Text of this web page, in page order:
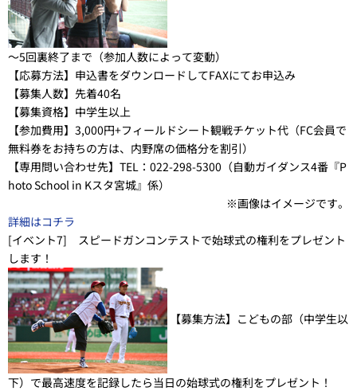
～5回裏終了まで（参加人数によって変動）
【応募方法】 申込書をダウンロードしてFAXにてお申込み
【募集人数】 先着40名
【募集資格】 中学生以上
【参加費用】 3,000円+フィールドシート観戦チケット代（FC会員で
無料券をお持ちの方は、内野席の価格分を割引）
【専用問い合わせ先】 TEL：022-298-5300（自動ガイダンス4番『P
hoto School in Kスタ宮城』係）
※画像はイメージです。
詳細はコチラ
[イベント7] スピードガンコンテストで始球式の権利をプレゼント
します！
【募集方法】 こどもの部（中学生以
下）で最高速度を記録したら当日の始球式の権利をプレゼント！